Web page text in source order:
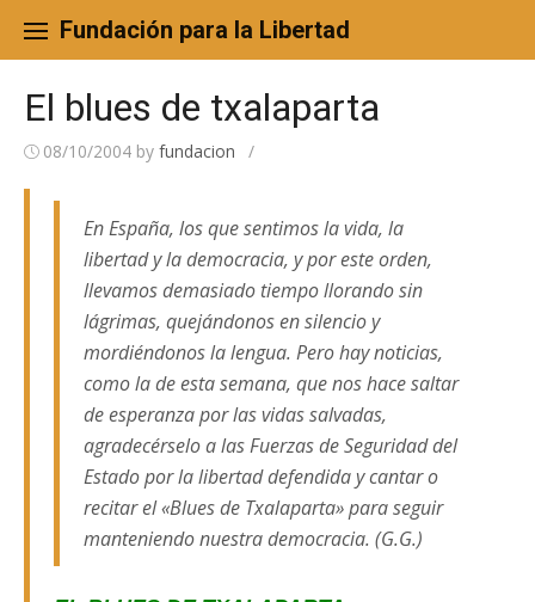
content
Fundación para la Libertad
El blues de txalaparta
08/10/2004 by fundacion /
En España, los que sentimos la vida, la
libertad y la democracia, y por este orden,
llevamos demasiado tiempo llorando sin
lágrimas, quejándonos en silencio y
mordiéndonos la lengua. Pero hay noticias,
como la de esta semana, que nos hace saltar
de esperanza por las vidas salvadas,
agradecérselo a las Fuerzas de Seguridad del
Estado por la libertad defendida y cantar o
recitar el «Blues de Txalaparta» para seguir
manteniendo nuestra democracia. (G.G.)